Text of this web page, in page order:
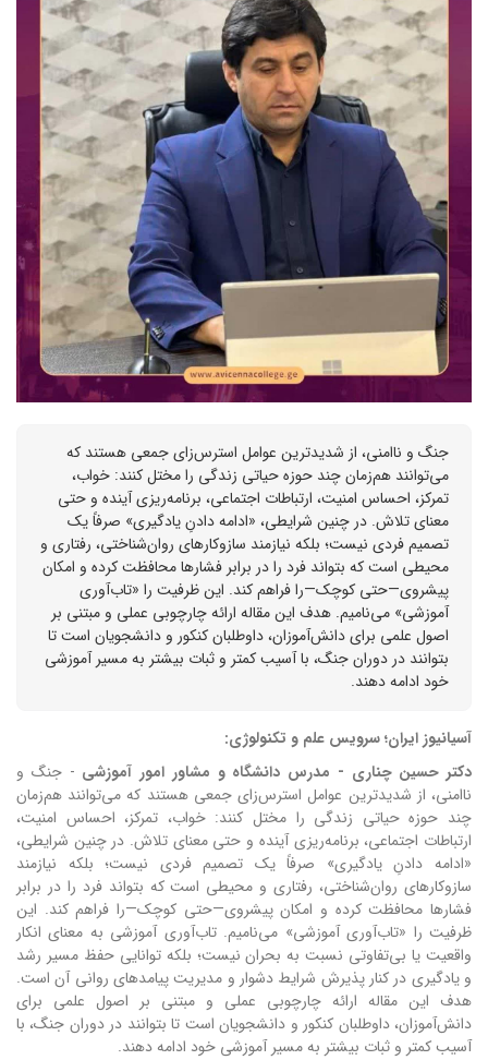
جنگ و ناامنی، از شدیدترین عوامل استرس‌زای جمعی هستند که
می‌توانند هم‌زمان چند حوزه حیاتی زندگی را مختل کنند: خواب،
تمرکز، احساس امنیت، ارتباطات اجتماعی، برنامه‌ریزی آینده و حتی
معنای تلاش. در چنین شرایطی، «ادامه دادنِ یادگیری» صرفاً یک
تصمیم فردی نیست؛ بلکه نیازمند سازوکارهای روان‌شناختی، رفتاری و
محیطی است که بتواند فرد را در برابر فشارها محافظت کرده و امکان
پیشروی—حتی کوچک—را فراهم کند. این ظرفیت را «تاب‌آوری
آموزشی» می‌نامیم. هدف این مقاله ارائه چارچوبی عملی و مبتنی بر
اصول علمی برای دانش‌آموزان، داوطلبان کنکور و دانشجویان است تا
بتوانند در دوران جنگ، با آسیب کمتر و ثبات بیشتر به مسیر آموزشی
خود ادامه دهند.
آسیانیوز ایران؛ سرویس علم و تکنولوژی:
دکتر حسین چناری - مدرس دانشگاه و مشاور امور آموزشی -جنگ و
ناامنی، از شدیدترین عوامل استرس‌زای جمعی هستند که می‌توانند هم‌زمان
چند حوزه حیاتی زندگی را مختل کنند: خواب، تمرکز، احساس امنیت،
ارتباطات اجتماعی، برنامه‌ریزی آینده و حتی معنای تلاش. در چنین شرایطی،
«ادامه دادنِ یادگیری» صرفاً یک تصمیم فردی نیست؛ بلکه نیازمند
سازوکارهای روان‌شناختی، رفتاری و محیطی است که بتواند فرد را در برابر
فشارها محافظت کرده و امکان پیشروی—حتی کوچک—را فراهم کند. این
ظرفیت را «تاب‌آوری آموزشی» می‌نامیم.تاب‌آوری آموزشی به معنای انکار
واقعیت یا بی‌تفاوتی نسبت به بحران نیست؛ بلکه توانایی حفظ مسیر رشد
و یادگیری در کنار پذیرش شرایط دشوار و مدیریت پیامدهای روانی آن است.
هدف این مقاله ارائه چارچوبی عملی و مبتنی بر اصول علمی برای
دانش‌آموزان، داوطلبان کنکور و دانشجویان است تا بتوانند در دوران جنگ، با
آسیب کمتر و ثبات بیشتر به مسیر آموزشی خود ادامه دهند.